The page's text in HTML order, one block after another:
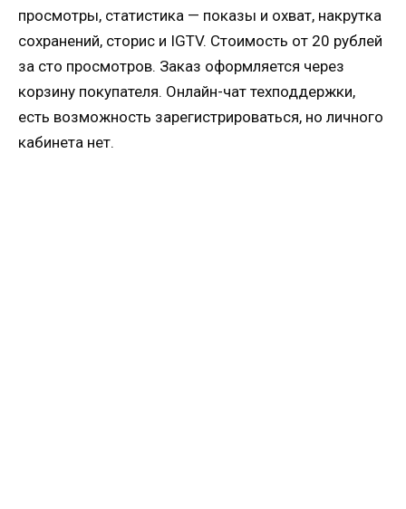
просмотры, статистика — показы и охват, накрутка
сохранений, сторис и IGTV. Стоимость от 20 рублей
за сто просмотров. Заказ оформляется через
корзину покупателя. Онлайн-чат техподдержки,
есть возможность зарегистрироваться, но личного
кабинета нет.